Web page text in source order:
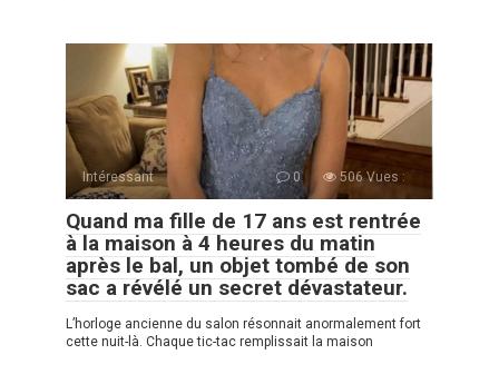
Intéressant 0 506 Vues :
Quand ma fille de 17 ans est rentrée
à la maison à 4 heures du matin
après le bal, un objet tombé de son
sac a révélé un secret dévastateur.
L’horloge ancienne du salon résonnait anormalement fort
cette nuit-là. Chaque tic-tac remplissait la maison